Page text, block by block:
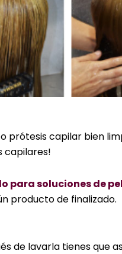
capilar bien
capilares!
para soluciones de
producto de finalizado.
de lavarla tienes que